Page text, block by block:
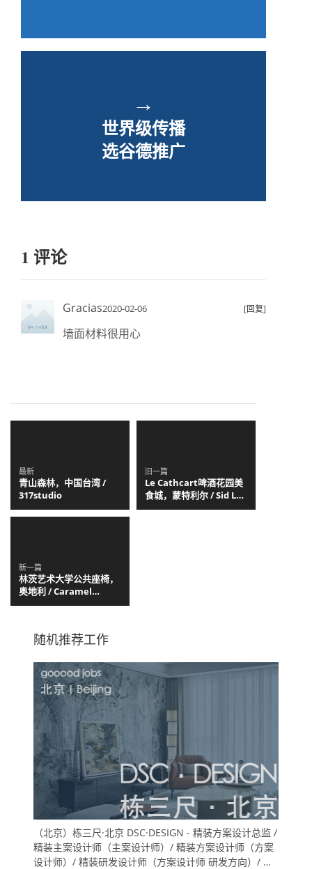
→
世界级传播
选谷德推广
1 评论
Gracias2020-02-06 [回复]
墙面材料很用心
最新
青山森林，中国台湾 /
317studio
旧一篇
Le Cathcart啤酒花园美
食城，蒙特利尔 / Sid Lee
Architecture +
新一篇
林茨艺术大学公共座椅，
奥地利 / Caramel
Architekten
随机推荐工作
（北京）栋三尺·北京 DSC·DESIGN - 精装方案设计总监 /
精装主案设计师（主案设计师）/ 精装方案设计师（方案
设计师）/ 精装研发设计师（方案设计师 研发方向）/ 精